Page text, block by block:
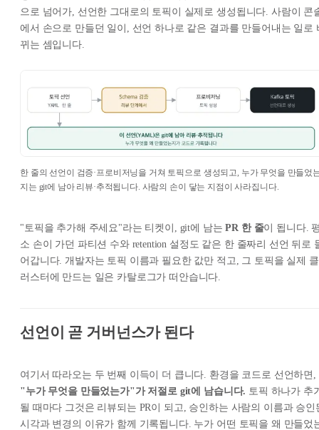
으로 넘어가, 선언한 그대로의 토픽이 실제로 생성됩니다. 사람이 콘
에서 손으로 만들던 일이, 선언 하나로 같은 결과를 만들어내는 일로
뀌는 셈입니다.
한 줄의 선언이 검증·프로비저닝을 거쳐 토픽으로 생성되고, 누가 무엇을 만들었
지는 git에 남아 리뷰·추적됩니다. 사람의 손이 닿는 지점이 사라집니다.
"토픽을 추가해 주세요"라는 티켓이, git에 남는PR 한 줄이 됩니다.
소 손이 가던 파티션 수와 retention 설정도 같은 한 줄짜리 선언 뒤로
어갑니다. 개발자는 토픽 이름과 필요한 값만 적고, 그 토픽을 실제 클
러스터에 만드는 일은 카탈로그가 떠안습니다.
선언이 곧 거버넌스가 된다
여기서 따라오는 두 번째 이득이 더 큽니다. 환경을 코드로 선언하면,
"누가 무엇을 만들었는가"가 저절로 git에 남습니다. 토픽 하나가 추
될 때마다 그것은 리뷰되는 PR이 되고, 승인하는 사람의 이름과 승인
시각과 변경의 이유가 함께 기록됩니다. 누가 어떤 토픽을 왜 만들었